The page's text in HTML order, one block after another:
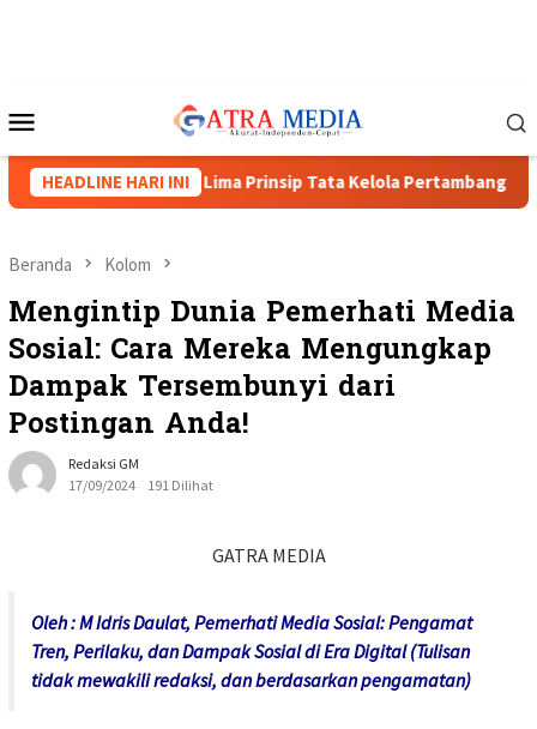
Mobile
HEADLINE HARI INI
Barat: Lima Prinsip Tata Kelola Pertambangan
Beranda Kolom
Mengintip Dunia Pemerhati Media
Sosial: Cara Mereka Mengungkap
Dampak Tersembunyi dari
Postingan Anda!
Redaksi GM
17/09/2024
191 Dilihat
GATRA MEDIA
Oleh : M Idris Daulat, Pemerhati Media Sosial: Pengamat
Tren, Perilaku, dan Dampak Sosial di Era Digital (Tulisan
tidak mewakili redaksi, dan berdasarkan pengamatan)